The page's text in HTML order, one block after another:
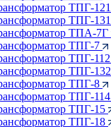
ТПГ-121
ТПГ-131
ТПА-7Г
ТПГ-7
ТПГ-112
ТПГ-132
ТПГ-8
ТПГ-114
ТПГ-15
ТПГ-18